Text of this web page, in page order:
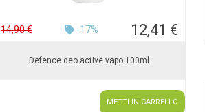
14,90 € -17% 12,41 €
Defence deo active vapo 100ml
METTI IN CARRELLO